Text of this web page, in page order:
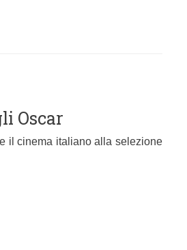
Oscar
il cinema italiano alla selezione